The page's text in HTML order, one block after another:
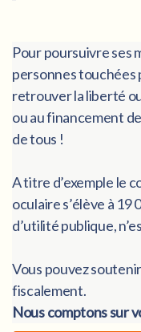
Pour poursuivre ses
personnes touchées
retrouver la liberté
ou au financement
de tous !
A titre d’exemple le
oculaire s’élève à
d’utilité publique,
Vous pouvez
fiscalement.
Nous comptons sur